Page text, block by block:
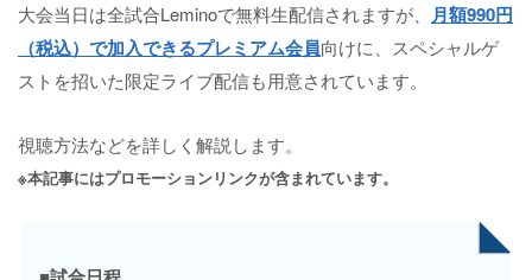
大会当日は全試合Leminoで無料生配信されますが、 月額990円
（税込）で加入できるプレミアム会員向けに、スペシャルゲ
ストを招いた限定ライブ配信も用意されています。
視聴方法などを詳しく解説します。
※本記事にはプロモーションリンクが含まれています。